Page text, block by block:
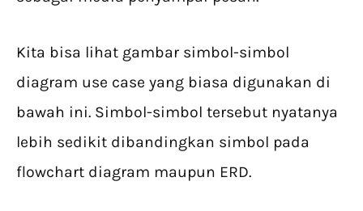
Kita bisa lihat gambar simbol-simbol
diagram use case yang biasa digunakan di
bawah ini. Simbol-simbol tersebut nyatanya
lebih sedikit dibandingkan simbol pada
flowchart diagram maupun ERD.